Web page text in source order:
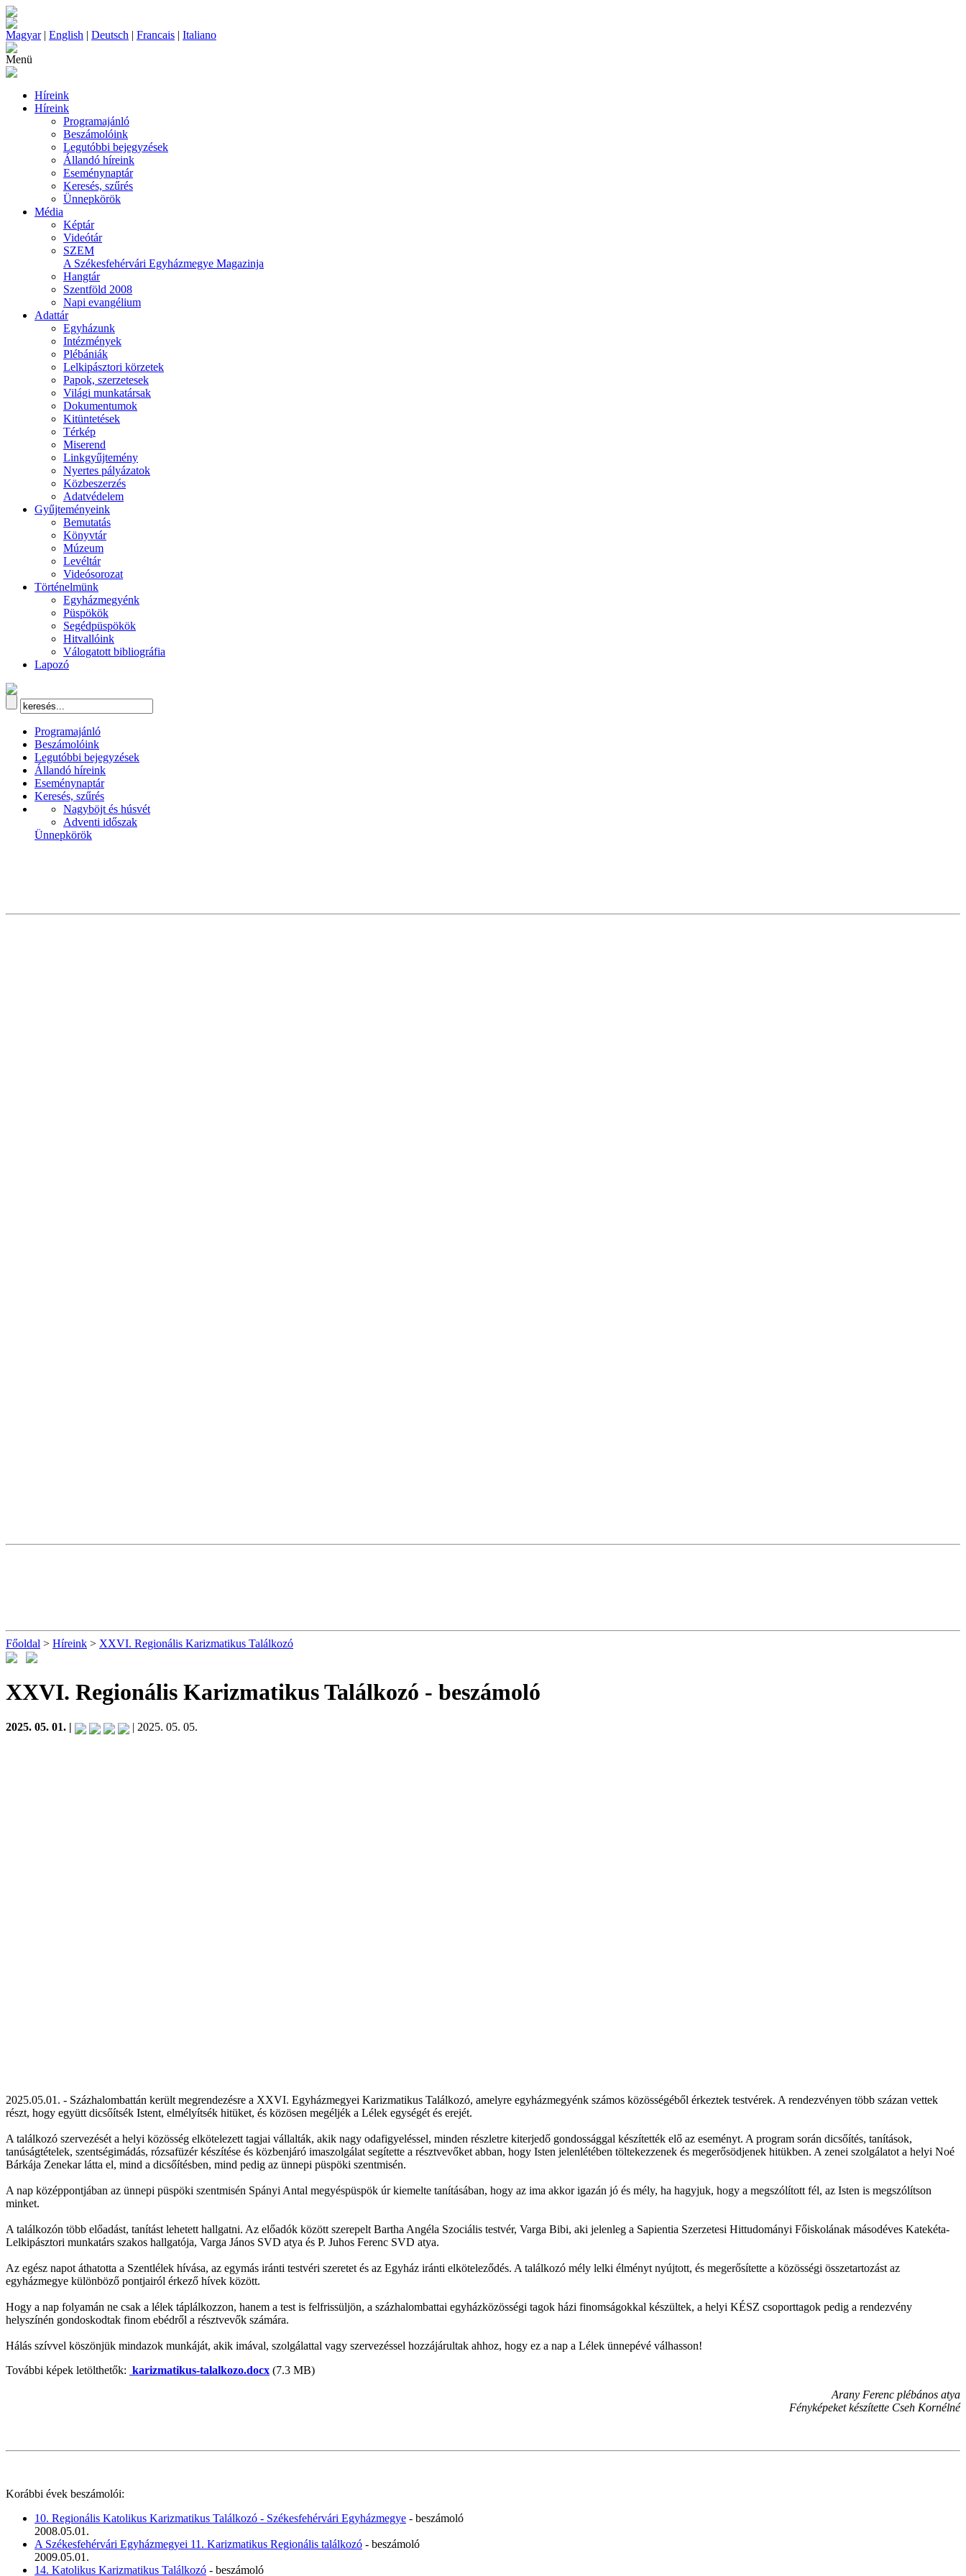
Magyar| English | Deutsch | Francais | Italiano
Menü
Híreink
Híreink
Programajánló
Beszámolóink
Legutóbbi bejegyzések
Állandó híreink
Eseménynaptár
Keresés, szűrés
Ünnepkörök
Média
Képtár
Videótár
SZEM
A Székesfehérvári Egyházmegye Magazinja
Hangtár
Szentföld 2008
Napi evangélium
Adattár
Egyházunk
Intézmények
Plébániák
Lelkipásztori körzetek
Papok, szerzetesek
Világi munkatársak
Dokumentumok
Kitüntetések
Térkép
Miserend
Linkgyűjtemény
Nyertes pályázatok
Közbeszerzés
Adatvédelem
Gyűjteményeink
Bemutatás
Könyvtár
Múzeum
Levéltár
Videósorozat
Történelmünk
Egyházmegyénk
Püspökök
Segédpüspökök
Hitvallóink
Válogatott bibliográfia
Lapozó
Programajánló
Beszámolóink
Legutóbbi bejegyzések
Állandó híreink
Eseménynaptár
Keresés, szűrés
Nagyböjt és húsvét
Adventi időszak
Ünnepkörök
Főoldal > Híreink > XXVI. Regionális Karizmatikus Találkozó
XXVI. Regionális Karizmatikus Találkozó - beszámoló
2025. 05. 01. | | 2025. 05. 05.
2025.05.01. - Százhalombattán került megrendezésre a XXVI. Egyházmegyei Karizmatikus Találkozó, amelyre egyházmegyénk számos közösségéből érkeztek testvérek. A rendezvényen több százan vettek
részt, hogy együtt dicsőítsék Istent, elmélyítsék hitüket, és közösen megéljék a Lélek egységét és erejét.
A találkozó szervezését a helyi közösség elkötelezett tagjai vállalták, akik nagy odafigyeléssel, minden részletre kiterjedő gondossággal készítették elő az eseményt. A program során dicsőítés, tanítások,
tanúságtételek, szentségimádás, rózsafüzér készítése és közbenjáró imaszolgálat segítette a résztvevőket abban, hogy Isten jelenlétében töltekezzenek és megerősödjenek hitükben. A zenei szolgálatot a helyi Noé
Bárkája Zenekar látta el, mind a dicsőítésben, mind pedig az ünnepi püspöki szentmisén.
A nap középpontjában az ünnepi püspöki szentmisén Spányi Antal megyéspüspök úr kiemelte tanításában, hogy az ima akkor igazán jó és mély, ha hagyjuk, hogy a megszólított fél, az Isten is megszólítson
minket.
A találkozón több előadást, tanítást lehetett hallgatni. Az előadók között szerepelt Bartha Angéla Szociális testvér, Varga Bibi, aki jelenleg a Sapientia Szerzetesi Hittudományi Főiskolának másodéves Katekéta-
Lelkipásztori munkatárs szakos hallgatója, Varga János SVD atya és P. Juhos Ferenc SVD atya.
Az egész napot áthatotta a Szentlélek hívása, az egymás iránti testvéri szeretet és az Egyház iránti elköteleződés. A találkozó mély lelki élményt nyújtott, és megerősítette a közösségi összetartozást az
egyházmegye különböző pontjairól érkező hívek között.
Hogy a nap folyamán ne csak a lélek táplálkozzon, hanem a test is felfrissüljön, a százhalombattai egyházközösségi tagok házi finomságokkal készültek, a helyi KÉSZ csoporttagok pedig a rendezvény
helyszínén gondoskodtak finom ebédről a résztvevők számára.
Hálás szívvel köszönjük mindazok munkáját, akik imával, szolgálattal vagy szervezéssel hozzájárultak ahhoz, hogy ez a nap a Lélek ünnepévé válhasson!
További képek letölthetők: karizmatikus-talalkozo.docx (7.3 MB)
Arany Ferenc plébános atya
Fényképeket készítette Cseh Kornélné
Korábbi évek beszámolói:
10. Regionális Katolikus Karizmatikus Találkozó - Székesfehérvári Egyházmegye - beszámoló
2008.05.01.
A Székesfehérvári Egyházmegyei 11. Karizmatikus Regionális találkozó - beszámoló
2009.05.01.
14. Katolikus Karizmatikus Találkozó - beszámoló